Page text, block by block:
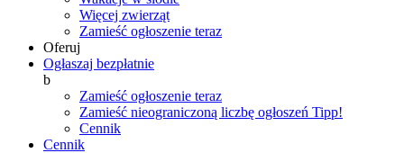
Więcej zwierząt
Zamieść ogłoszenie teraz
Oferuj
Ogłaszaj bezpłatnie
b
Zamieść ogłoszenie teraz
Zamieść nieograniczoną liczbę ogłoszeń Tipp!
Cennik
Cennik